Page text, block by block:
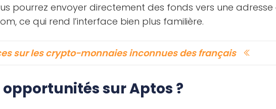
pourrez envoyer directement des fonds vers une adresse
ce qui rend l’interface bien plus familière.
sur les crypto-monnaies inconnues des français
sur Aptos ?